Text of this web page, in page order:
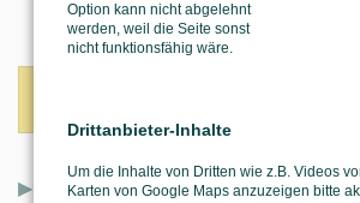
▶ Mehr News auch auf unserenSocial-
Option kann nicht abgelehnt
werden, weil die Seite sonst
nicht funktionsfähig wäre.
Drittanbieter-Inhalte
Um die Inhalte von Dritten wie z.B. Videos
Karten von Google Maps anzuzeigen bitte